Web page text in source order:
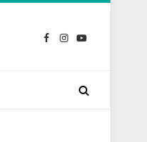
Facebook
Instagram
YouTube